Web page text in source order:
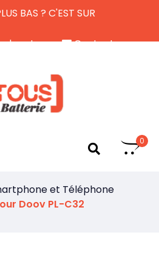
BAS ? C'EST SUR
de retour
Contactez-nous
0
et Téléphone
Doov PL-C32